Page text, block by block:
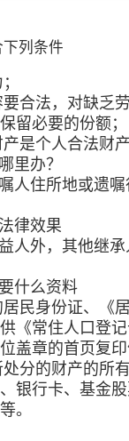
列条件
合法，对缺乏
留必要的份额；
是个人合法财产
里办？
人住所地或遗
律效果
人外，其他继
什么资料
民身份证、《
《常住人口登
盖章的首页复印
分的财产的所
银行卡、基金
。